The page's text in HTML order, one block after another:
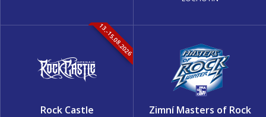
13.-15.08.2026
Rock Castle Zimní Masters of Rock